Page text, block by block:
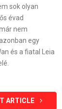
sok olyan
évad
nem
egy
és a fiatal Leia
ARTICLE